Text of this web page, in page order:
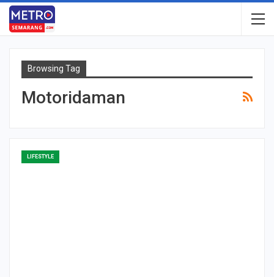
Browsing Tag
Motoridaman
LIFESTYLE